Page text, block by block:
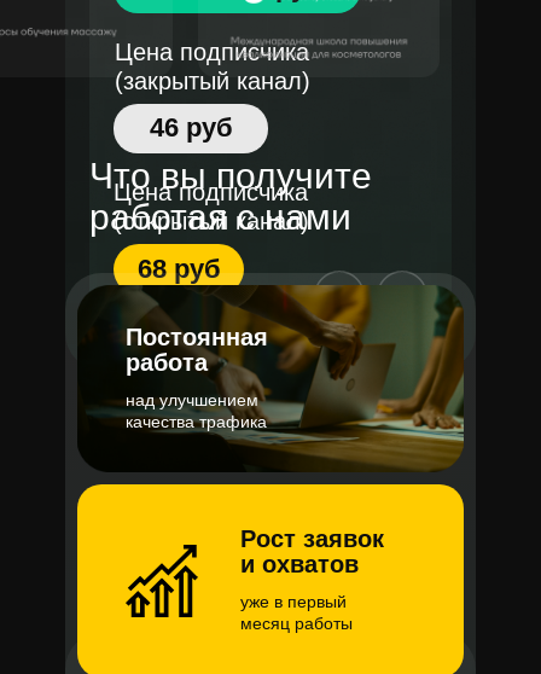
46 руб
Цена подписчика
(закрытый канал)
68 руб
Цена подписчика
(открытый канал)
уже в первый
месяц работы
Рост заявок
и охватов
над улучшением
качества трафика
Постоянная
работа
Что вы получите
работая с нами